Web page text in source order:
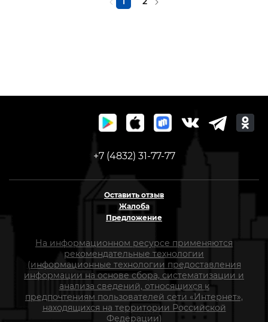
+7 (4832) 31-77-77
Оставить отзыв
Жалоба
Предложение
На информационном ресурсе применяются
рекомендательные технологии
(информационные технологии предоставления
информации на основе сбора, систематизации и
анализа сведений, относящихся к
предпочтениям пользователей сети «Интернет»,
находящихся на территории Российской
Федерации)